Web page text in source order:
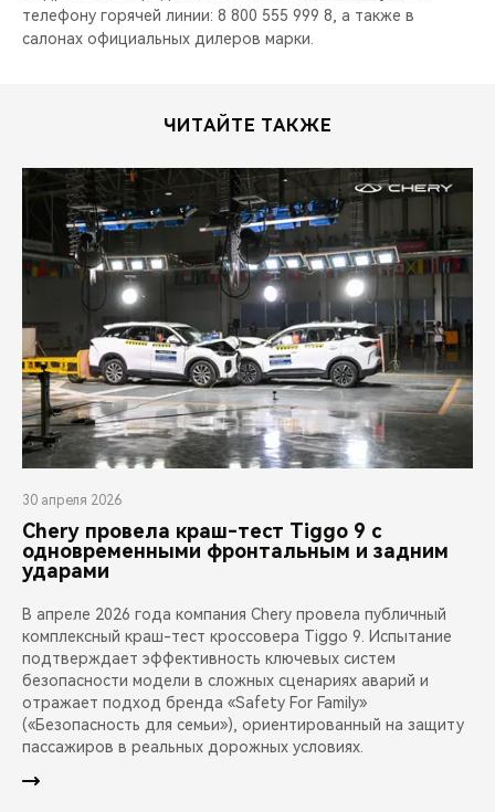
телефону горячей линии: 8 800 555 999 8, а также в
салонах официальных дилеров марки.
ЧИТАЙТЕ ТАКЖЕ
30 апреля 2026
Chery провела краш-тест Tiggo 9 с
одновременными фронтальным и задним
ударами
В апреле 2026 года компания Chery провела публичный
комплексный краш-тест кроссовера Tiggo 9. Испытание
подтверждает эффективность ключевых систем
безопасности модели в сложных сценариях аварий и
отражает подход бренда «Safety For Family»
(«Безопасность для семьи»), ориентированный на защиту
пассажиров в реальных дорожных условиях.